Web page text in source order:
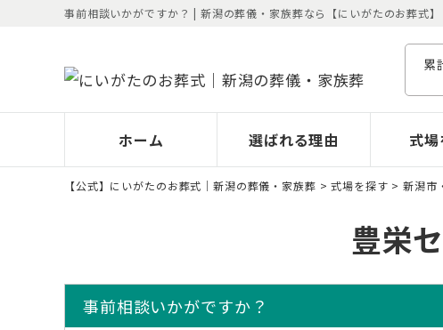
事前相談いかがですか？ | 新潟の葬儀・家族葬なら【にいがたのお葬式】
累
ホーム 選ばれる理由 式
【公式】にいがたのお葬式｜新潟の葬儀・家族葬 >式場を探す >新潟市
豊栄
事前相談いかがですか？